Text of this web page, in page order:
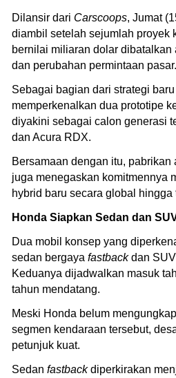
Dilansir dari Carscoops, Jumat
diambil setelah sejumlah proyek
bernilai miliaran dolar
dan perubahan permintaan pasar.
Sebagai bagian dari strategi
memperkenalkan dua prototipe
diyakini sebagai calon generasi
dan Acura RDX.
Bersamaan dengan itu, pabrikan
juga menegaskan komitmennya
hybrid baru secara global hingga
Honda Siapkan Sedan dan
Dua mobil konsep yang
sedan bergaya fastbackdan SUV
Keduanya dijadwalkan masuk
tahun mendatang.
Meski Honda belum
segmen kendaraan tersebut,
petunjuk kuat.
Sedan fastbackdiperkirakan